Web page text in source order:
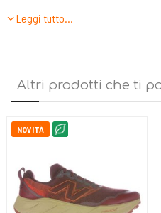
DIMENSIONI: 31 X 15 CM
SOSTENIBILITA’: poliuretano
Leggi tutto…
Altri prodotti che ti
NOVITÀ